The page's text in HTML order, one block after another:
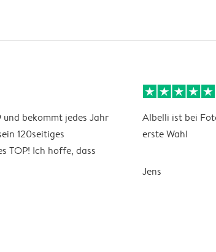
bekommt jedes Jahr
120seitiges
TOP! Ich hoffe, dass
Albelli ist bei
erste Wahl
Jens